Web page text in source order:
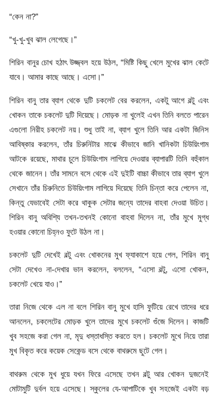
“কেন না?”
“খু-খু-খুব ঝাল লেগেছে।”
শিরিন বানুর চোখ হঠাৎ উজ্জ্বল হয়ে উঠল, “মিষ্টি কিছু খেলে মুখের ঝাল কেটে
যাবে। আমার কাছে আছে। এসো।”
শিরিন বানু তার ব্যাগ থেকে দুটি চকলেট বের করলেন, একটু আগে বল্টু এবং
খোকন তাকে চকলেট দুটি দিয়েছে। মোড়ক না খুলেই এখন তিনি বলতে পারেন
এগুলো নিরীহ চকলেট নয়। শুধু তাই না, ব্যাগ খুলে তিনি আর একটা জিনিস
আবিষ্কার করলেন, তাঁর চিরুনিটার মাঝে কীভাবে জানি খানিকটা চিউয়িংগাম
আটকে রয়েছে, মাথার চুলে চিউয়িংগাম লাগিয়ে দেওয়ার ব্যাপারটি তিনি বহুঁকাল
থেকে জানেন। তাঁর সামনে বসে থেকে এই দুইটি বাচ্চা কীভাবে তার ব্যাগ খুলে
সেখানে তাঁর চিরুনিতে চিউয়িংগাম লাগিয়ে দিয়েছে তিনি চিন্তা করে পেলেন না,
কিন্তু যেভাবেই সেটা করে থাকুক সেটার জন্যে তাদের বাহবা দেওয়া উচিত।
শিরিন বানু অবিশ্যি তখন-তখনই কোনো বাহবা দিলেন না, তাঁর মুখে মুগ্ধ
হওয়ার কোনো চিহ্নও ফুটে উঠল না।
চকলেট দুটি দেখেই বল্টু এবং খোকনের মুখ ফ্যাকাশে হয়ে গেল, শিরিন বানু
সেটা দেখেও না-দেখার ভান করলেন, বললেন, “এসো বল্টু, এসো খোকন,
চকলেট খেয়ে যাও।”
তারা নিজে থেকে এল না বলে শিরিন বানু মুখে হাসি ফুটিয়ে রেখে তাদের ধরে
আনলেন, চকলেটের মোড়ক খুলে তাদের মুখে চকলেট গুঁজে দিলেন। কাজটি
খুব সহজে করা গেল না, মৃদু ধস্তাধস্তি করতে হল। চকলেট মুখে নিয়ে তারা
মুখ বিকৃত করে কয়েক সেকেন্ড বসে থেকে বাথরুমে ছুটে গেল।
বাথরুম থেকে মুখ ধুয়ে যখন ফিরে এসেছে তখন বল্টু আর খোকন দুজনেই
মোটামুটি দুর্বল হয়ে এসেছে। স্কুলের যে-আপাটিকে খুব সহজেই একটা বড়